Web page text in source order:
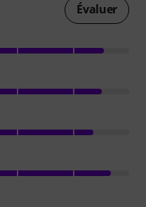
Évaluer